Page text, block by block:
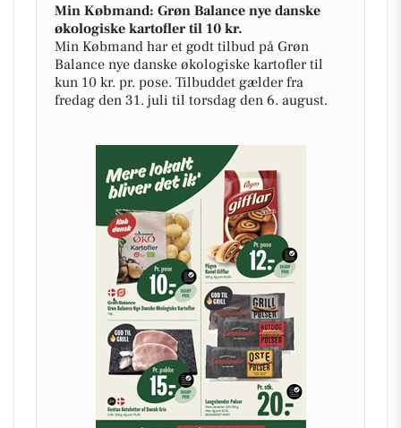
Min Købmand: Grøn Balance nye danske
økologiske kartofler til 10 kr.
Min Købmand har et godt tilbud på Grøn
Balance nye danske økologiske kartofler til
kun 10 kr. pr. pose. Tilbuddet gælder fra
fredag den 31. juli til torsdag den 6. august.